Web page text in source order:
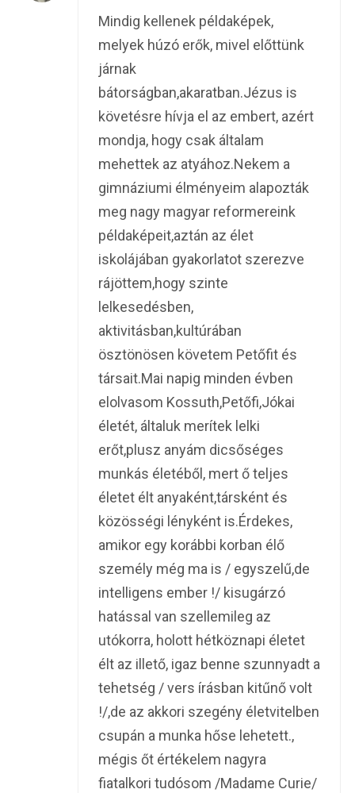
Mindig kellenek példaképek,
melyek húzó erők, mivel előttünk
járnak
bátorságban,akaratban.Jézus is
követésre hívja el az embert, azért
mondja, hogy csak általam
mehettek az atyához.Nekem a
gimnáziumi élményeim alapozták
meg nagy magyar reformereink
példaképeit,aztán az élet
iskolájában gyakorlatot szerezve
rájöttem,hogy szinte
lelkesedésben,
aktivitásban,kultúrában
ösztönösen követem Petőfit és
társait.Mai napig minden évben
elolvasom Kossuth,Petőfi,Jókai
életét, általuk merítek lelki
erőt,plusz anyám dicsőséges
munkás életéből, mert ő teljes
életet élt anyaként,társként és
közösségi lényként is.Érdekes,
amikor egy korábbi korban élő
személy még ma is / egyszelű,de
intelligens ember !/ kisugárzó
hatással van szellemileg az
utókorra, holott hétköznapi életet
élt az illető, igaz benne szunnyadt a
tehetség / vers írásban kitűnő volt
!/,de az akkori szegény életvitelben
csupán a munka hőse lehetett.,
mégis őt értékelem nagyra
fiatalkori tudósom /Madame Curie/